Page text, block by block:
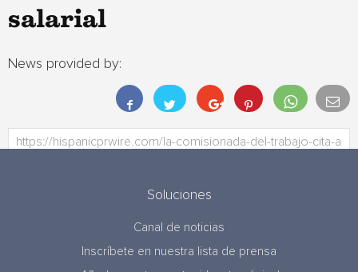
salarial
News provided by:
Soluciones
Canal de noticias
Inscríbete en nuestra lista de prensa